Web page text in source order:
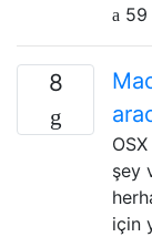
59
8
şey
için